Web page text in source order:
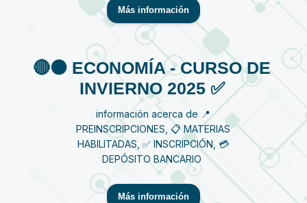
Más información
🔴⚫️ ECONOMÍA - CURSO DE
INVIERNO 2025 ✅
información acerca de 📍
PREINSCRIPCIONES, 📋 MATERIAS
HABILITADAS, ✅ INSCRIPCIÓN, 💳
DEPÓSITO BANCARIO
Más información